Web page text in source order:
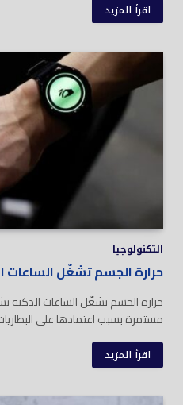
اقرأ المزيد
التكنولوجيا
حرارة الجسم تشغّل الساعات
حرارة الجسم تشغّل الساعات الذكية
مستمرة بسبب اعتمادها على
اقرأ المزيد